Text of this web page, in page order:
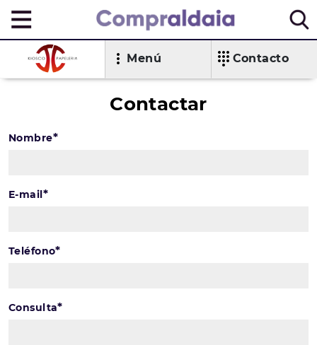
Menú Contacto
Contactar
Nombre*
E-mail*
Teléfono*
Consulta*